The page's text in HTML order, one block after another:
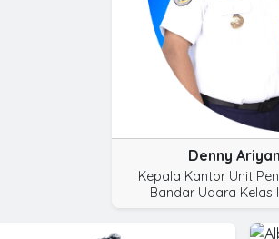
Denny
Kepala Kantor Unit
Bandar Udara Kelas